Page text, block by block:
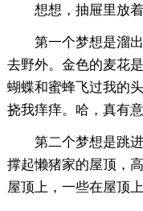
想想，抽屉里放
第一个梦想是溜
去野外。金色的麦花
蝴蝶和蜜蜂飞过我的
挠我痒痒。哈，真有
第二个梦想是跳
撑起懒猪家的屋顶，
屋顶上，一些在屋顶